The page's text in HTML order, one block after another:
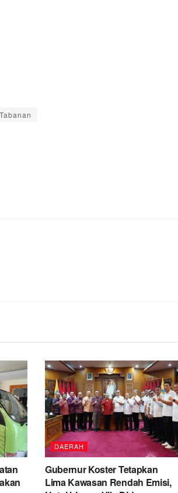
DAERAH
Gubernur Koster Tetapkan
Lima Kawasan Rendah Emisi,